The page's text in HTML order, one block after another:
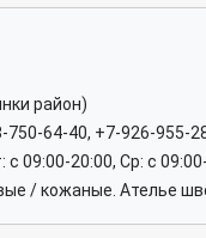
район)
750-64-40, +7-926-955-
c 09:00-20:00, Ср: c
/ кожаные. Ателье